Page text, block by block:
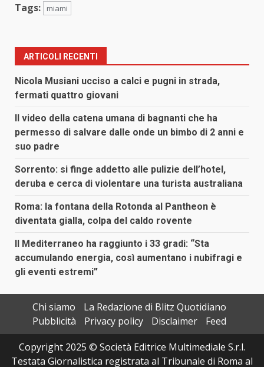
Tags: miami
ARTICOLI RECENTI
Nicola Musiani ucciso a calci e pugni in strada,
fermati quattro giovani
Il video della catena umana di bagnanti che ha
permesso di salvare dalle onde un bimbo di 2 anni e
suo padre
Sorrento: si finge addetto alle pulizie dell’hotel,
deruba e cerca di violentare una turista australiana
Roma: la fontana della Rotonda al Pantheon è
diventata gialla, colpa del caldo rovente
Il Mediterraneo ha raggiunto i 33 gradi: “Sta
accumulando energia, così aumentano i nubifragi e
gli eventi estremi”
Chi siamo
La Redazione di Blitz Quotidiano
Pubblicità
Privacy policy Disclaimer
Feed
Copyright 2025 © Società Editrice Multimediale S.r.l.
Testata Giornalistica registrata al Tribunale di Roma al